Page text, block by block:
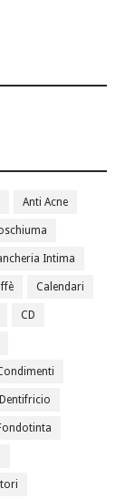
Anti Acne
Intima
Calendari
CD
Dentifricio